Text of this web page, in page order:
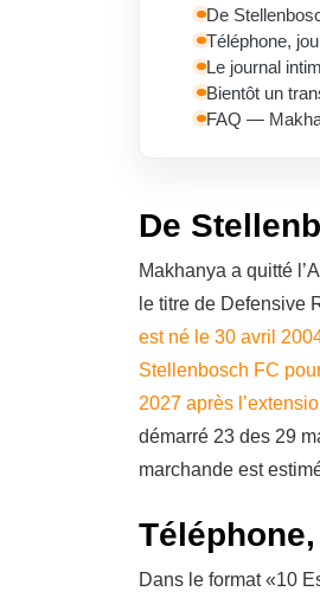
De
Téléphone,
Le journal
Bientôt un
FAQ —
De
Makhanya a quitté
le titre de Defensive
est né le 30 avril
Stellenbosch FC
2027 après
démarré 23 des 29
marchande est
Dans le format «10